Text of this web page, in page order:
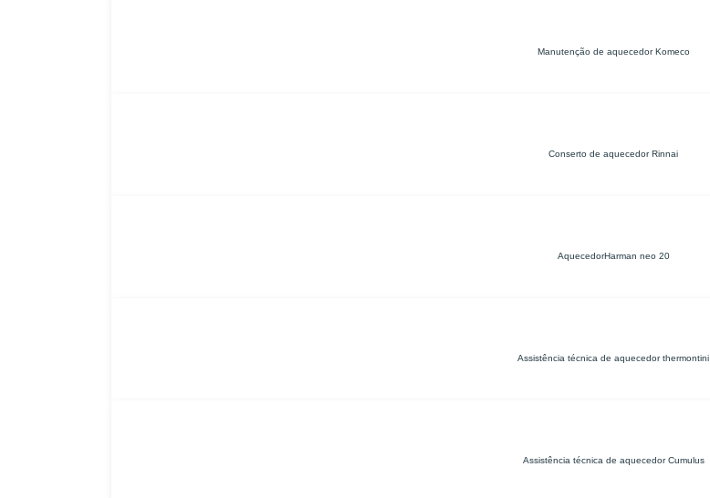
Manutenção de aquecedor Komeco
Conserto de aquecedor Rinnai
AquecedorHarman neo 20
Assistência técnica de aquecedor thermontini
Assistência técnica de aquecedor Cumulus